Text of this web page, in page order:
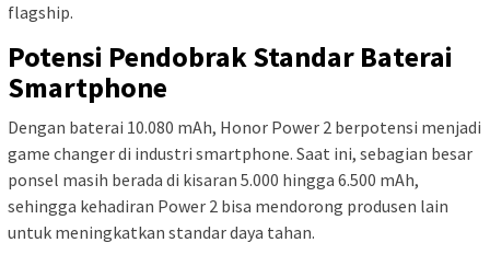
flagship.
Potensi Pendobrak Standar Baterai
Smartphone
Dengan baterai 10.080 mAh, Honor Power 2 berpotensi menjadi
game changer di industri smartphone. Saat ini, sebagian besar
ponsel masih berada di kisaran 5.000 hingga 6.500 mAh,
sehingga kehadiran Power 2 bisa mendorong produsen lain
untuk meningkatkan standar daya tahan.